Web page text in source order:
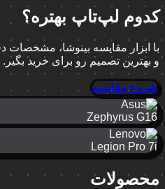
کدوم لپ‌تاپ بهتره؟
با ابزار مقایسه بینوشا، مشخصات
و بهترین تصمیم رو برای خرید
شروع مقایسه
Zephyrus G16
Legion Pro 7i
محصولات